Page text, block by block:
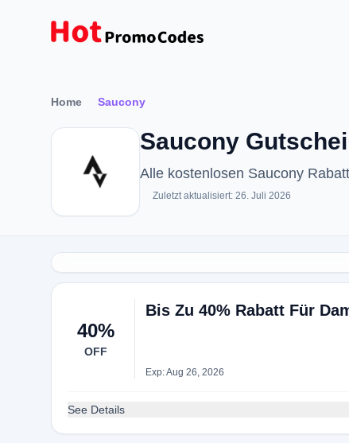
Home Saucony
Saucony
Alle kostenlosen Saucony
Zuletzt aktualisiert: 26. Juli 2026
40%
OFF
Bis Zu 40% Rabatt Für
Exp: Aug 26, 2026
See Details